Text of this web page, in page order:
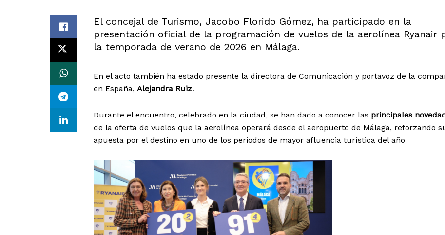
El concejal de Turismo, Jacobo Florido Gómez, ha participado en la
presentación oficial de la programación de vuelos de la aerolínea Ryanair
la temporada de verano de 2026 en Málaga.
En el acto también ha estado presente la directora de Comunicación y portavoz de la
en España, Alejandra Ruiz.
Durante el encuentro, celebrado en la ciudad, se han dado a conocer las principales
de la oferta de vuelos que la aerolínea operará desde el aeropuerto de Málaga, reforzando
apuesta por el destino en uno de los periodos de mayor afluencia turística del año.